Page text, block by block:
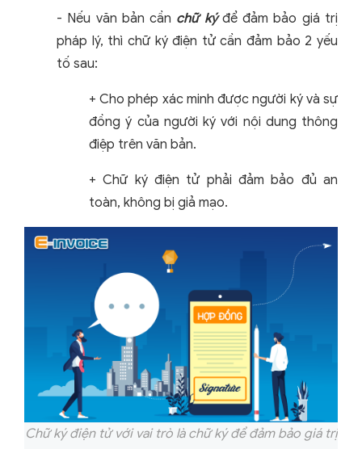
- Nếu văn bản cần chữ kýđể đảm bảo giá trị
pháp lý, thì chữ ký điện tử cần đảm bảo 2 yếu
tố sau:
+ Cho phép xác minh được người ký và sự
đồng ý của người ký với nội dung thông
điệp trên văn bản.
+ Chữ ký điện tử phải đảm bảo đủ an
toàn, không bị giả mạo.
Chữ ký điện tử với vai trò là chữ ký để đảm bảo giá trị